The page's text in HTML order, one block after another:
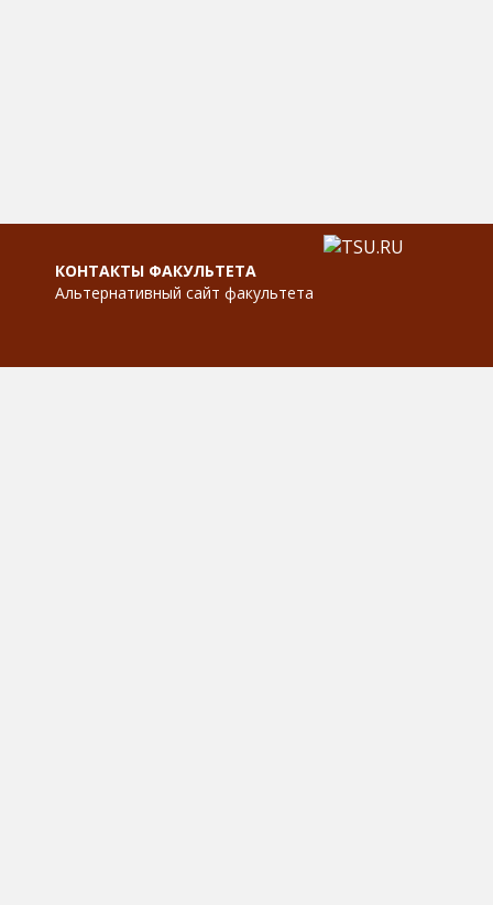
КОНТАКТЫ ФАКУЛЬТЕТА
Альтернативный сайт факультета